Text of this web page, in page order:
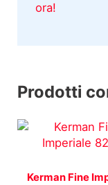
ora!
Prodotti
Kerman Fine